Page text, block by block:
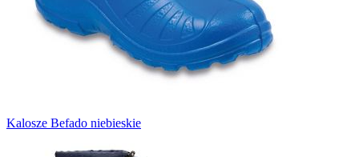
Kalosze Befado niebieskie